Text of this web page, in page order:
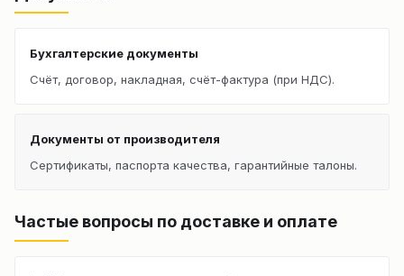
Бухгалтерские документы
Счёт, договор, накладная, счёт-фактура (при НДС).
Документы от производителя
Сертификаты, паспорта качества, гарантийные талоны.
Частые вопросы по доставке и оплате